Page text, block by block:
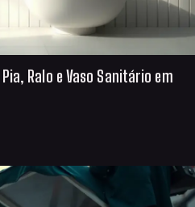
Ralo e Vaso Sanitário em